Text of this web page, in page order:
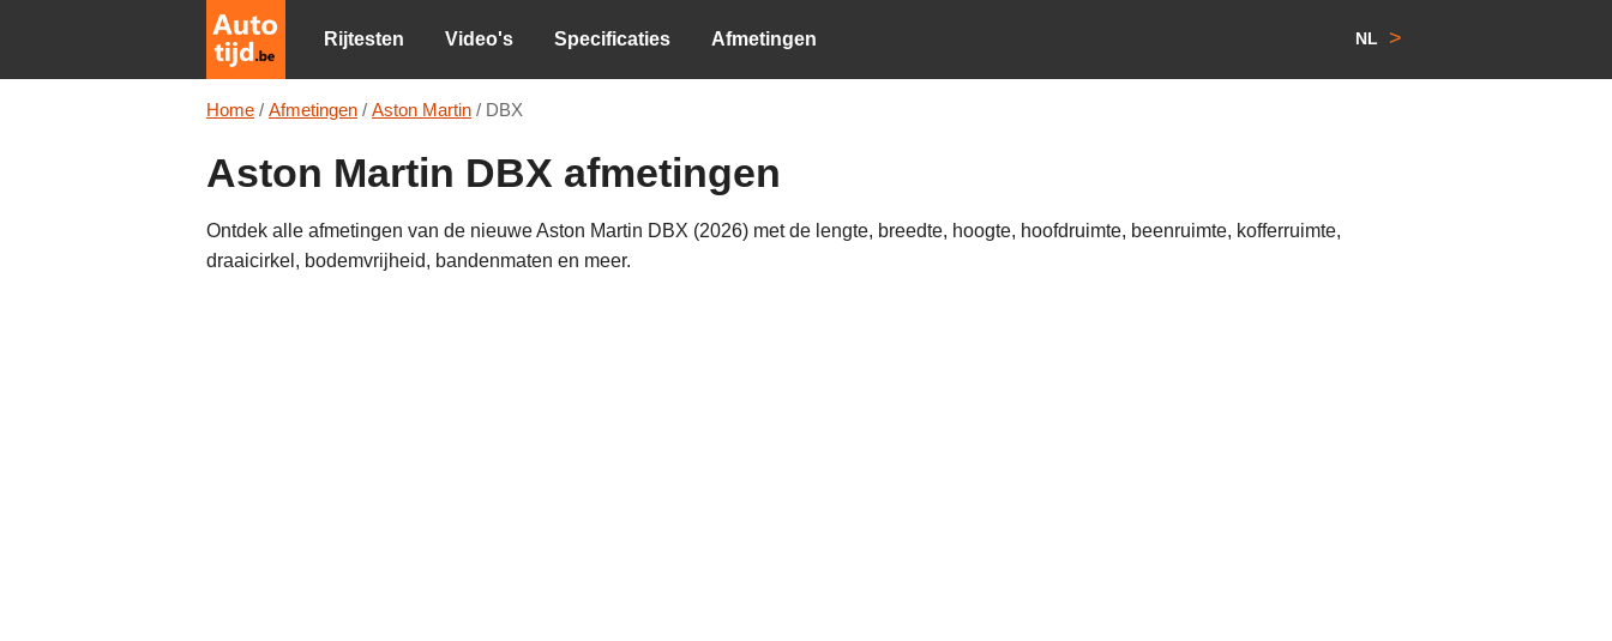
Rijtesten Video's Specificaties Afmetingen NL >
Home / Afmetingen / Aston Martin / DBX
Aston Martin DBX afmetingen
Ontdek alle afmetingen van de nieuwe Aston Martin DBX (2026) met de lengte, breedte, hoogte, hoofdruimte, beenruimte, kofferruimte,
draaicirkel, bodemvrijheid, bandenmaten en meer.